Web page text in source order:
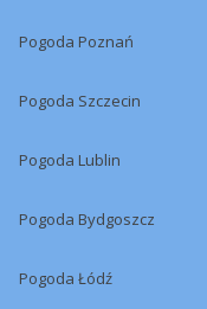
Pogoda Poznań
Pogoda Szczecin
Pogoda Lublin
Pogoda Bydgoszcz
Pogoda Łódź